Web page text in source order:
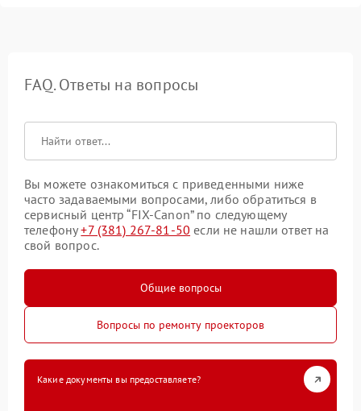
FAQ. Ответы на вопросы
Вы можете ознакомиться с приведенными ниже
часто задаваемыми вопросами, либо обратиться в
сервисный центр “FIX-Canon” по следующему
телефону+7 (381) 267-81-50 если не нашли ответ на
свой вопрос.
Общие вопросы
Вопросы по ремонту проекторов
Какие документы вы предоставляете?